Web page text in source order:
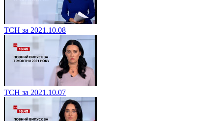
ТСН за 2021.10.08
ТСН за 2021.10.07